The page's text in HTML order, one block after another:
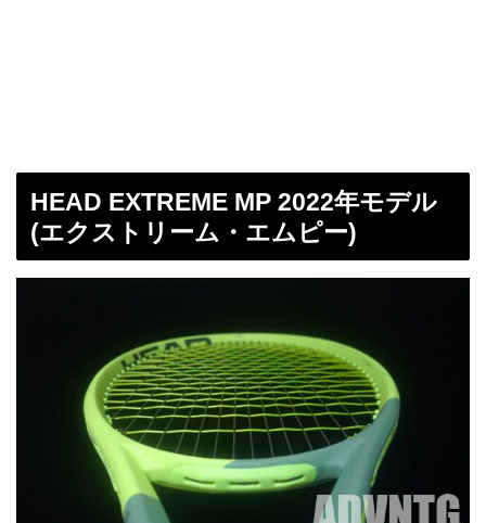
HEAD EXTREME MP 2022年モデル
(エクストリーム・エムピー)